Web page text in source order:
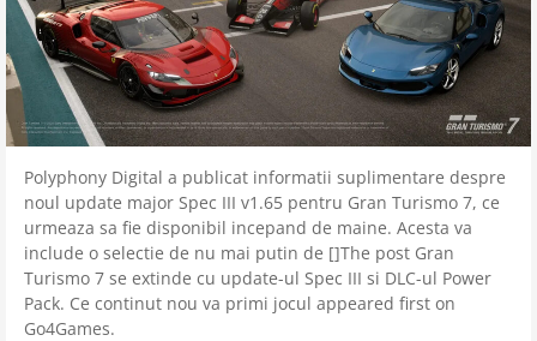
Polyphony Digital a publicat informatii suplimentare despre
noul update major Spec III v1.65 pentru Gran Turismo 7, ce
urmeaza sa fie disponibil incepand de maine. Acesta va
include o selectie de nu mai putin de []The post Gran
Turismo 7 se extinde cu update-ul Spec III si DLC-ul Power
Pack. Ce continut nou va primi jocul appeared first on
Go4Games.